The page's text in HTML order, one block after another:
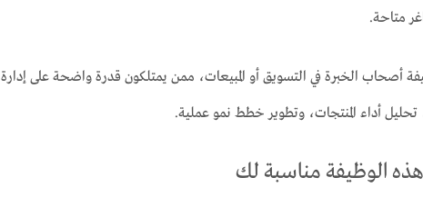
أصحاب الخبرة في التسويق أو المبيعات، ممن يمتلكون قدرة واضحة على إدارة
تحليل أداء المنتجات، وتطوير خطط نمو عملية.
هذه الوظيفة مناسبة لك